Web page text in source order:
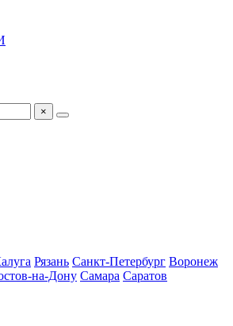
×
Рязань Санкт-Петербург Воронеж
на-Дону Самара Саратов